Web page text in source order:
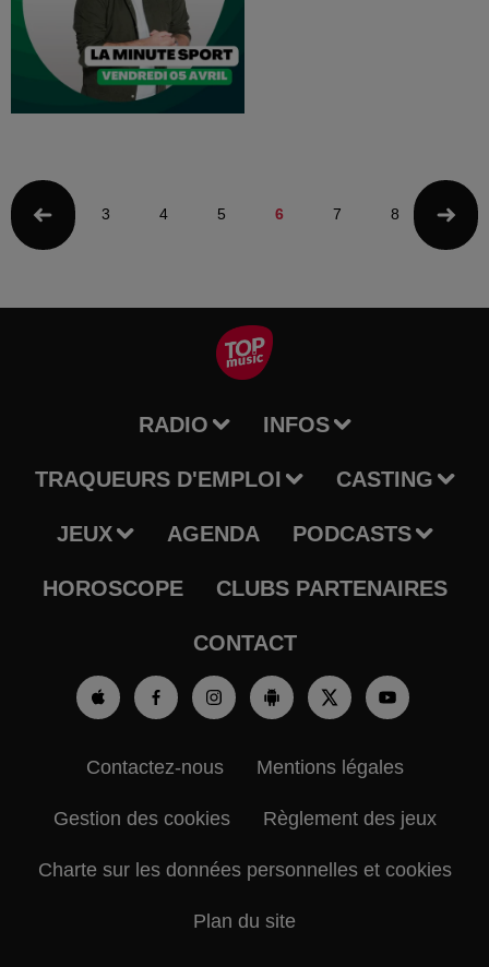
3 4 5 6 7 8 9
RADIO INFOS
TRAQUEURS D'EMPLOI CASTING
JEUX AGENDA PODCASTS
HOROSCOPE CLUBS PARTENAIRES
CONTACT
Contactez-nous Mentions légales
Gestion des cookies Règlement des jeux
Charte sur les données personnelles et cookies
Plan du site